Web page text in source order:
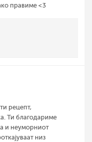
правиме <3
рецепт,
Ти благодариме
и неуморниот
низ